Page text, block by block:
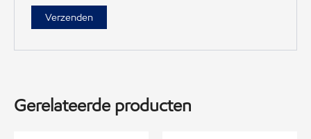
Gerelateerde producten